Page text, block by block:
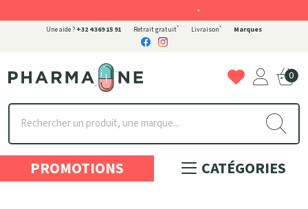
Une aide ? +32 4 369 15 91 Retrait gratuit* Livraison* Marques
Pharmaone Votre pharmacie en ligne à votre service
0
PROMOTIONS CATÉGORIES